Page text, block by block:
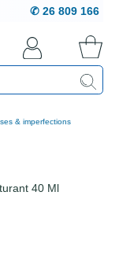
✆ 26 809 166
& imperfections
40 Ml